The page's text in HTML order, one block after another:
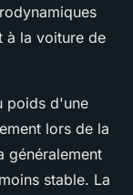
à la voiture de
poids d'une
lors de la
généralement
stable. La